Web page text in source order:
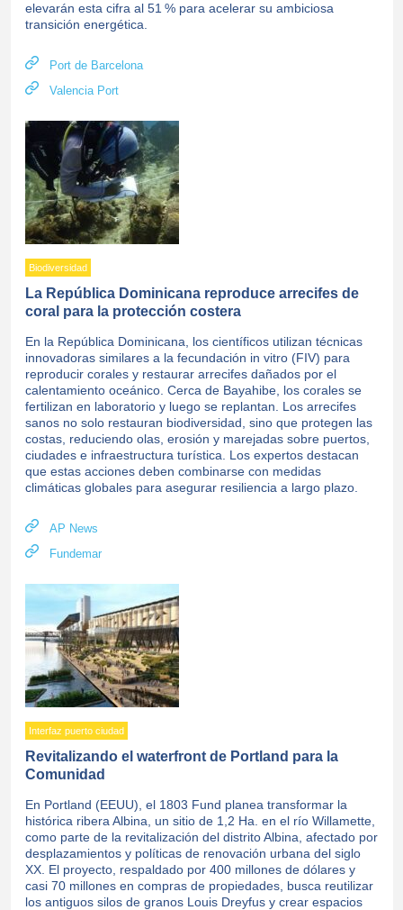
elevarán esta cifra al 51 % para acelerar su ambiciosa
transición energética.
Port de Barcelona
Valencia Port
Biodiversidad
La República Dominicana reproduce arrecifes de
coral para la protección costera
En la República Dominicana, los científicos utilizan técnicas
innovadoras similares a la fecundación in vitro (FIV) para
reproducir corales y restaurar arrecifes dañados por el
calentamiento oceánico. Cerca de Bayahibe, los corales se
fertilizan en laboratorio y luego se replantan. Los arrecifes
sanos no solo restauran biodiversidad, sino que protegen las
costas, reduciendo olas, erosión y marejadas sobre puertos,
ciudades e infraestructura turística. Los expertos destacan
que estas acciones deben combinarse con medidas
climáticas globales para asegurar resiliencia a largo plazo.
AP News
Fundemar
Interfaz puerto ciudad
Revitalizando el waterfront de Portland para la
Comunidad
En Portland (EEUU), el 1803 Fund planea transformar la
histórica ribera Albina, un sitio de 1,2 Ha. en el río Willamette,
como parte de la revitalización del distrito Albina, afectado por
desplazamientos y políticas de renovación urbana del siglo
XX. El proyecto, respaldado por 400 millones de dólares y
casi 70 millones en compras de propiedades, busca reutilizar
los antiguos silos de granos Louis Dreyfus y crear espacios